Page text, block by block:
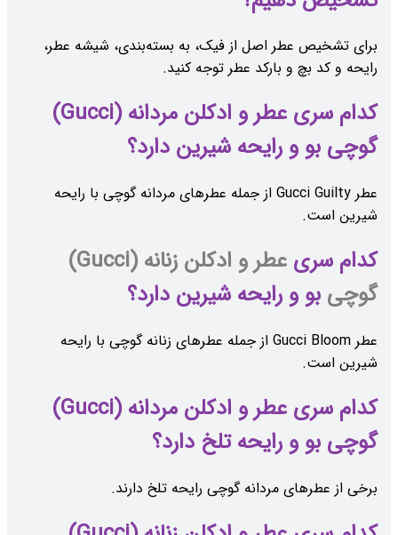
برای تشخیص عطر اصل از فیک، به بسته‌بندی، شیشه عطر،
رایحه و کد بچ و بارکد عطر توجه کنید.
کدام سری عطر و ادکلن مردانه (Gucci)
گوچی بو و رایحه شیرین دارد؟
عطر Gucci Guilty از جمله عطرهای مردانه گوچی با رایحه
شیرین است.
کدام سری
عطر و ادکلن زنانه (Gucci)
گوچی بو و رایحه شیرین دارد؟
عطر Gucci Bloom از جمله عطرهای زنانه گوچی با رایحه
شیرین است.
کدام سری عطر و ادکلن مردانه (Gucci)
گوچی بو و رایحه تلخ دارد؟
برخی از عطرهای مردانه گوچی رایحه تلخ دارند.